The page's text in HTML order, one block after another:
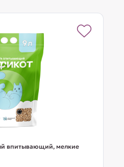
впитывающий, мелкие